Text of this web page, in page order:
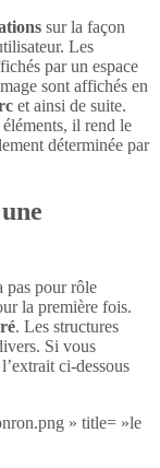
sur la façon
Les
par un espace
sont affichés en
et ainsi de suite.
il rend le
déterminée par
pas pour rôle
la première fois.
. Les structures
Si vous
ci-dessous
» title= »le